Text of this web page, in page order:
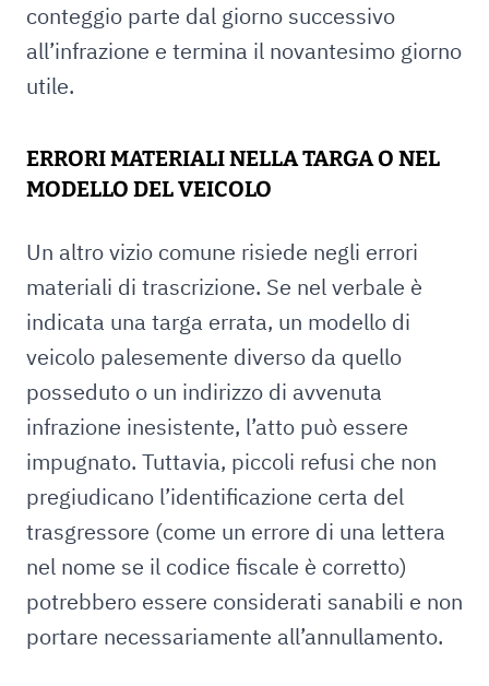
conteggio parte dal giorno successivo
all’infrazione e termina il novantesimo giorno
utile.
ERRORI MATERIALI NELLA TARGA O NEL
MODELLO DEL VEICOLO
Un altro vizio comune risiede negli errori
materiali di trascrizione. Se nel verbale è
indicata una targa errata, un modello di
veicolo palesemente diverso da quello
posseduto o un indirizzo di avvenuta
infrazione inesistente, l’atto può essere
impugnato. Tuttavia, piccoli refusi che non
pregiudicano l’identificazione certa del
trasgressore (come un errore di una lettera
nel nome se il codice fiscale è corretto)
potrebbero essere considerati sanabili e non
portare necessariamente all’annullamento.